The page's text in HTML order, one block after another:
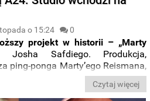
o 15:24 0
projekt w historii – „Marty
Safdiego. Produkcja,
ping-ponga Marty’ego Reismana,
Czytaj więcej